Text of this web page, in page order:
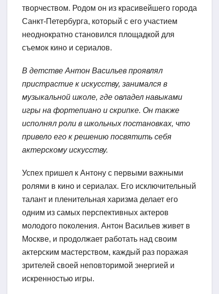
творчеством. Родом он из красивейшего города
Санкт-Петербурга, который с его участием
неоднократно становился площадкой для
съемок кино и сериалов.
В детстве Антон Васильев проявлял
пристрастие к искусству, занимался в
музыкальной школе, где овладел навыками
игры на фортепиано и скрипке. Он также
исполнял роли в школьных постановках, что
привело его к решению посвятить себя
актерскому искусству.
Успех пришел к Антону с первыми важными
ролями в кино и сериалах. Его исключительный
талант и пленительная харизма делает его
одним из самых перспективных актеров
молодого поколения. Антон Васильев живет в
Москве, и продолжает работать над своим
актерским мастерством, каждый раз поражая
зрителей своей неповторимой энергией и
искренностью игры.